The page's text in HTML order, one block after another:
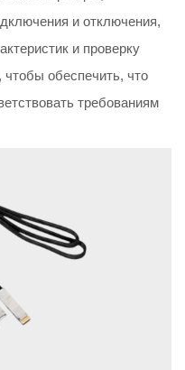
и отключения,
и проверку
чтобы обеспечить, что
требованиям